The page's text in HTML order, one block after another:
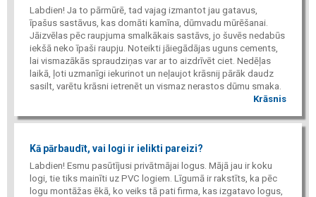
Labdien! Ja to pārmūrē, tad vajag izmantot jau gatavus,
īpašus sastāvus, kas domāti kamīna, dūmvadu mūrēšanai.
Jāizvēlas pēc raupjuma smalkākais sastāvs, jo šuvēs nedabūs
iekšā neko īpaši raupju. Noteikti jāiegādājas uguns cements,
lai vismazākās spraudziņas var ar to aizdrīvēt ciet. Nedēļas
laikā, ļoti uzmanīgi iekurinot un neļaujot krāsnij pārāk daudz
sasilt, varētu krāsni ietrenēt un vismaz nerastos dūmu smaka.
Krāsnis
Kā pārbaudīt, vai logi ir ielikti pareizi?
Labdien! Esmu pasūtījusi privātmājai logus. Mājā jau ir koku
logi, tie tiks mainīti uz PVC logiem. Līgumā ir rakstīts, ka pēc
logu montāžas ēkā, ko veiks tā pati firma, kas izgatavo logus,